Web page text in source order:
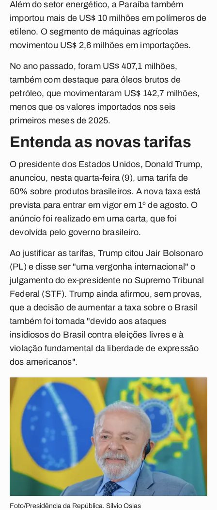
Além do setor energético, a Paraíba também
importou mais de US$ 10 milhões em polímeros de
etileno. O segmento de máquinas agrícolas
movimentou US$ 2,6 milhões em importações.
No ano passado, foram US$ 407,1 milhões,
também com destaque para óleos brutos de
petróleo, que movimentaram US$ 142,7 milhões,
menos que os valores importados nos seis
primeiros meses de 2025.
Entenda as novas tarifas
O presidente dos Estados Unidos, Donald Trump,
anunciou, nesta quarta-feira (9), uma tarifa de
50% sobre produtos brasileiros. A nova taxa está
prevista para entrar em vigor em 1º de agosto. O
anúncio foi realizado em uma carta, que foi
devolvida pelo governo brasileiro.
Ao justificar as tarifas, Trump citou Jair Bolsonaro
(PL) e disse ser "uma vergonha internacional" o
julgamento do ex-presidente no Supremo Tribunal
Federal (STF). Trump ainda afirmou, sem provas,
que a decisão de aumentar a taxa sobre o Brasil
também foi tomada "devido aos ataques
insidiosos do Brasil contra eleições livres e à
violação fundamental da liberdade de expressão
dos americanos".
Foto/Presidência da República. Silvio Osias